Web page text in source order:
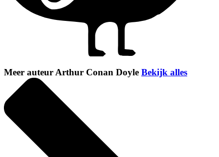
Meer auteur Arthur Conan Doyle Bekijk alles